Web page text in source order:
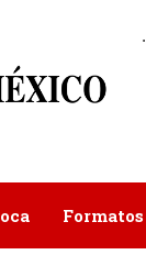
.
Formatos